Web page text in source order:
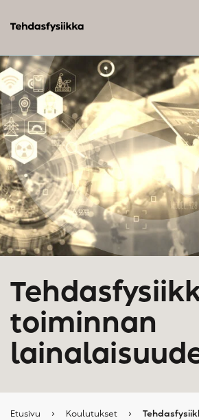
toiminnan
Etusivu › Koulutukset ›